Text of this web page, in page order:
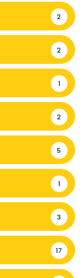
2
2
1
2
5
1
3
17